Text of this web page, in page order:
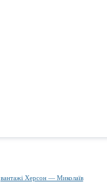
вантажі Херсон — Миколаїв